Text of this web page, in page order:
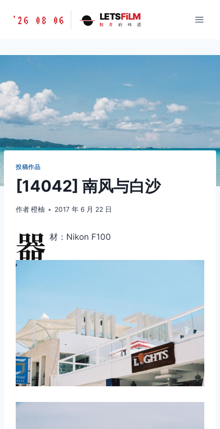
胶
味
LETSFILM
'26 08 06 LETSFiLM
胶 片 的 味 道
投稿作品
[14042] 南风与白沙
作者橙柚 2017 年 6 月 22 日
器 材：Nikon F100